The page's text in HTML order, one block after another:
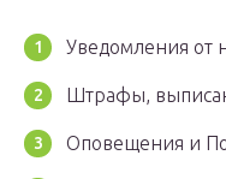
Уведомления от
Штрафы,
Оповещения и